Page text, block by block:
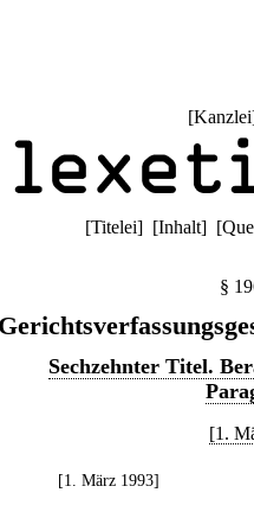
[Kanzlei
[Titelei] [Inhalt] [
§
Sechzehnter Titel.
[1.
[1. März 1993]